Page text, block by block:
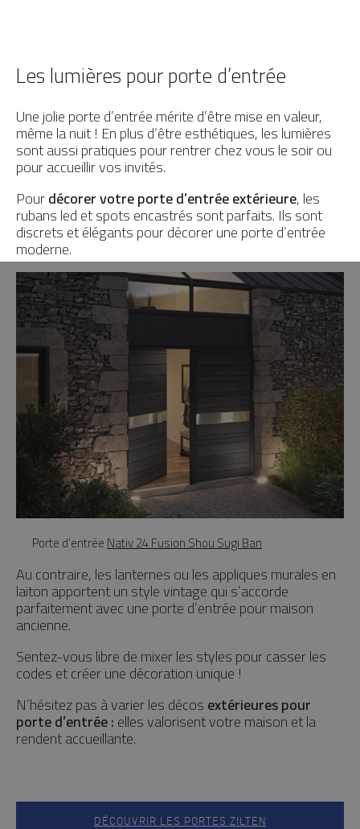
Les lumières pour porte d’entrée
Une jolie porte d’entrée mérite d’être mise en valeur,
même la nuit ! En plus d’être esthétiques, les lumières
sont aussi pratiques pour rentrer chez vous le soir ou
pour accueillir vos invités.
Pourdécorer votre porte d’entrée extérieure, les
rubans led et spots encastrés sont parfaits. Ils sont
discrets et élégants pour décorer une porte d’entrée
moderne.
Porte d’entréeNativ 24 Fusion Shou Sugi Ban
Au contraire, les lanternes ou les appliques murales en
laiton apportent un style vintage qui s’accorde
parfaitement avec une porte d’entrée pour maison
ancienne.
Sentez-vous libre de mixer les styles pour casser les
codes et créer une décoration unique !
N’hésitez pas à varier les décosextérieures pour
porte d’entrée :elles valorisent votre maison et la
rendent accueillante.
DÉCOUVRIR LES PORTES ZILTEN